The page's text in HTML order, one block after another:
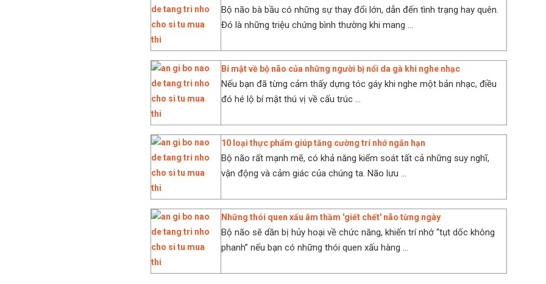
Bộ não bà bầu có những sự thay đổi lớn, dẫn đến tình trạng hay quên.
Đó là những triệu chứng bình thường khi mang ...
Bí mật về bộ não của những người bị nổi da gà khi nghe nhạc
Nếu bạn đã từng cảm thấy dựng tóc gáy khi nghe một bản nhạc, điều
đó hé lộ bí mật thú vị về cấu trúc ...
10 loại thực phẩm giúp tăng cường trí nhớ ngắn hạn
Bộ não rất mạnh mẽ, có khả năng kiểm soát tất cả những suy nghĩ,
vận động và cảm giác của chúng ta. Não lưu ...
Những thói quen xấu âm thầm 'giết chết' não từng ngày
Bộ não sẽ dần bị hủy hoại về chức năng, khiến trí nhớ “tụt dốc không
phanh” nếu bạn có những thói quen xấu hàng ...